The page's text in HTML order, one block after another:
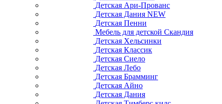
Детская Ари-Прованс
Детская Дания NEW
Детская Пенни
Мебель для детской Скандия
Детская Хельсинки
Детская Классик
Детская Сиело
Детская Лебо
Детская Брамминг
Детская Айно
Детская Дания